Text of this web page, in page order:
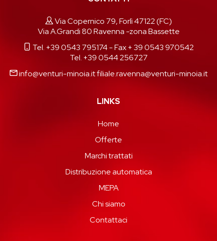
Via Copernico 79, Forlì 47122 (FC)
Via A.Grandi 80 Ravenna -zona Bassette
Tel. +39 0543 795174- Fax + 39 0543 970542
Tel. +39 0544 256727
info@venturi-minoia.itfiliale.ravenna@venturi-minoia.it
LINKS
Home
Offerte
Marchi trattati
Distribuzione automatica
MEPA
Chi siamo
Contattaci